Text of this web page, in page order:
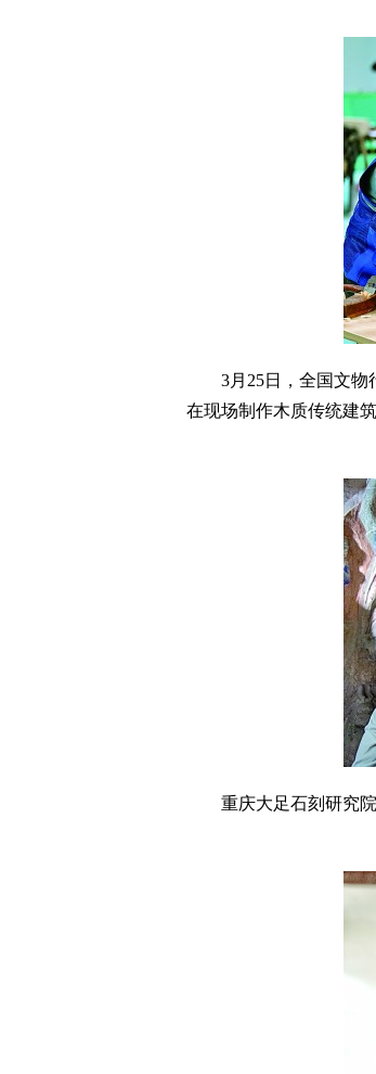
3月25日，全国文物行
在现场制作木质传统建
重庆大足石刻研究院